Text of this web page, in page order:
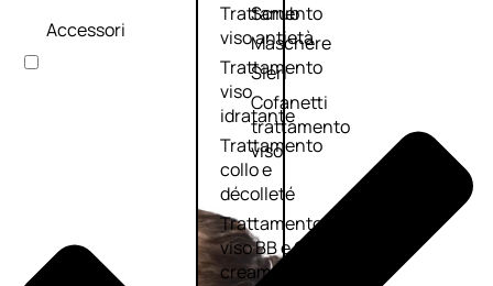
Trattamento
viso antietà
Trattamento
viso
idratante
Trattamento
collo e
décolleté
Trattamento
viso BB e CC
cream
Scrub
Maschere
Sieri
Cofanetti
trattamento
viso
Accessori